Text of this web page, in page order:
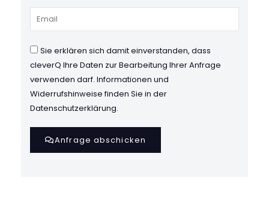
Sie erklären sich damit einverstanden, dass
cleverQ Ihre Daten zur Bearbeitung Ihrer Anfrage
verwenden darf. Informationen und
Widerrufshinweise finden Sie in der
Datenschutzerklärung.
Anfrage abschicken